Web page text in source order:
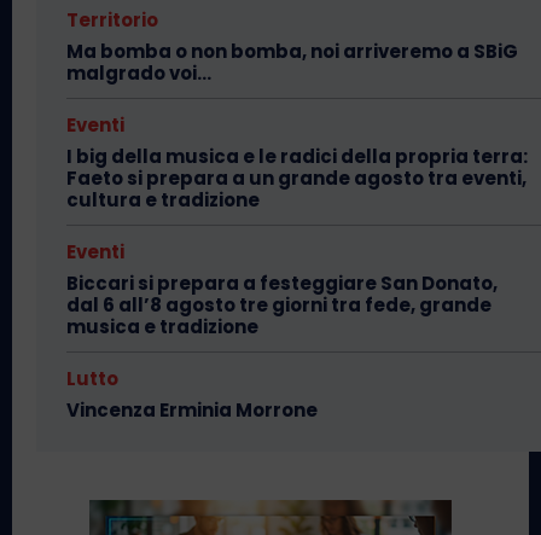
Territorio
Ma bomba o non bomba, noi arriveremo a SBiG
malgrado voi…
Eventi
I big della musica e le radici della propria terra:
Faeto si prepara a un grande agosto tra eventi,
cultura e tradizione
Eventi
Biccari si prepara a festeggiare San Donato,
dal 6 all’8 agosto tre giorni tra fede, grande
musica e tradizione
Lutto
Vincenza Erminia Morrone